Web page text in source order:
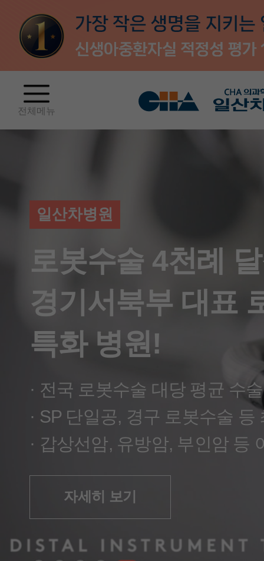
전체메뉴
자세히 보기
경기 서북부 갑상선암 치료 대표
일산차병원
로봇수술 4천례
경기서북부 대표
특화 병원!
· 전국 로봇수술 대당 평균 수
· SP 단일공, 경구 로봇수술 등
· 갑상선암, 유방암, 부인암 등
자세히 보기